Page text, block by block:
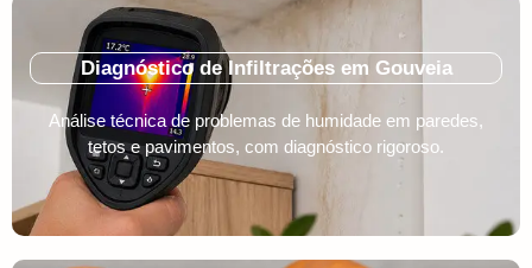
Diagnóstico de Infiltrações em Gouveia
Análise técnica de problemas de humidade em paredes,
tetos e pavimentos, com diagnóstico rigoroso.